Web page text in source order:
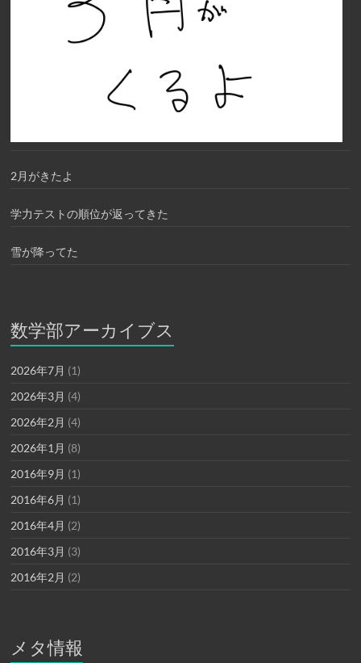
2月がきたよ
学力テストの順位が返ってきた
雪が降ってた
数学部アーカイブス
2026年7月 (1)
2026年3月 (4)
2026年2月 (4)
2026年1月 (8)
2016年9月 (1)
2016年6月 (1)
2016年4月 (2)
2016年3月 (3)
2016年2月 (2)
メタ情報